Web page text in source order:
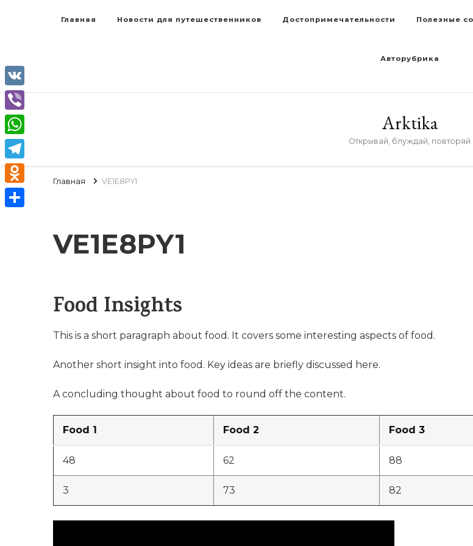
Главная Новости для путешественников Достопримечательности Полезные
Авторубрика
Arktika
Открывай, блуждай, повторяй
Главная VE1E8PY1
VE1E8PY1
Food Insights
This is a short paragraph about food. It covers some interesting aspects of food.
Another short insight into food. Key ideas are briefly discussed here.
A concluding thought about food to round off the content.
Food 1 Food 2 Food 3
48 62 88
3 73 82
VK
Viber
WhatsApp
Telegram
Odnoklassniki